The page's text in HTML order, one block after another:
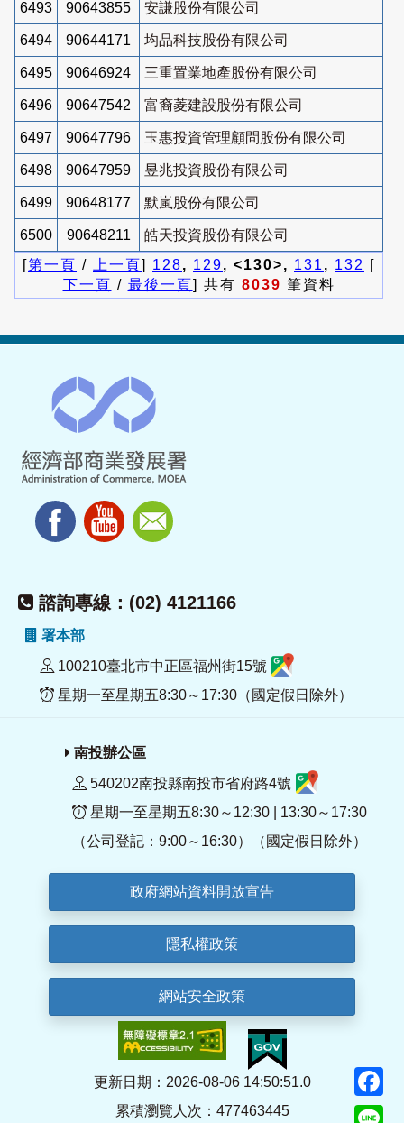
6493 90643855 安謙股份有限公司
6494 90644171 均品科技股份有限公司
6495 90646924 三重置業地產股份有限公司
6496 90647542 富裔菱建設股份有限公司
6497 90647796 玉惠投資管理顧問股份有限公司
6498 90647959 昱兆投資股份有限公司
6499 90648177 默嵐股份有限公司
6500 90648211
皓天投資股份有限公司
[第一頁 / 上一頁] 128, 129, <130>, 131 , 132
[
下一頁 / 最後一頁] 共有 8039 筆資料
諮詢專線：(02) 4121166
署本部
100210臺北市中正區福州街15號
星期一至星期五8:30～17:30（國定假日除外）
南投辦公區
540202南投縣南投市省府路4號
星期一至星期五8:30～12:30 | 13:30～17:30
（公司登記：9:00～16:30）（國定假日除外）
政府網站資料開放宣告
隱私權政策
網站安全政策
更新日期：2026-08-06 14:50:51.0
累積瀏覽人次：477463445